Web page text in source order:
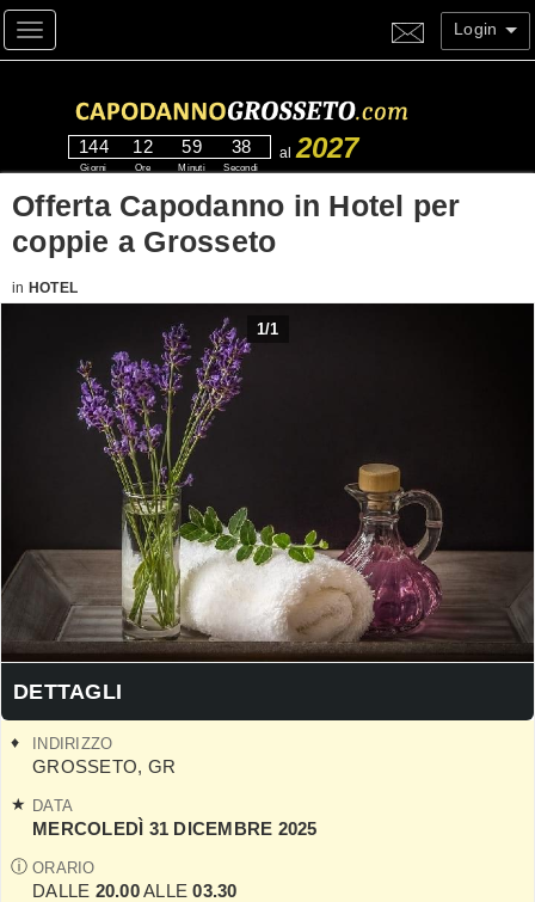
Toggle navigation Login
144
Giorni
12
Ore
59
Minuti
37
Secondi
al 2027
Offerta Capodanno in Hotel per
coppie a Grosseto
in HOTEL
1/1
DETTAGLI
INDIRIZZO
GROSSETO, GR
DATA
MERCOLEDÌ 31 DICEMBRE 2025
ORARIO
DALLE 20.00ALLE03.30